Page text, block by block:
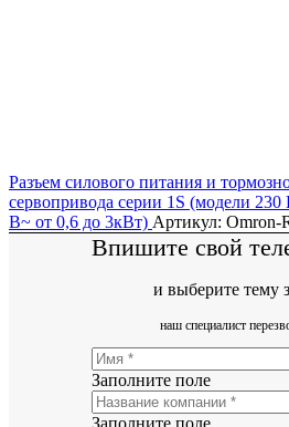
Разъем силового питания и
сервопривода серии 1S (модели
В~ от 0,6 до 3кВт) Артикул: Omron-
Впишите свой
и выберите тему
наш специалист
Заполните поле